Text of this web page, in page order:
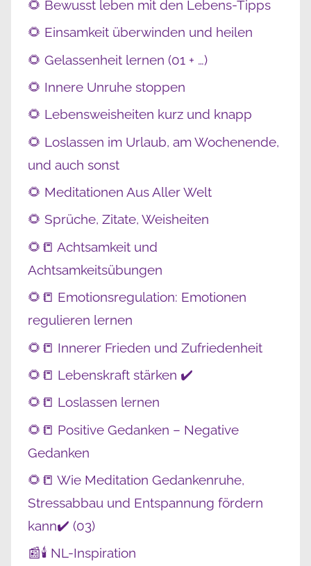
🌻 Bewusst leben mit den Lebens-Tipps
🌻 Einsamkeit überwinden und heilen
🌻 Gelassenheit lernen (01 + …)
🌻 Innere Unruhe stoppen
🌻 Lebensweisheiten kurz und knapp
🌻 Loslassen im Urlaub, am Wochenende,
und auch sonst
🌻 Meditationen Aus Aller Welt
🌻 Sprüche, Zitate, Weisheiten
🌻📒 Achtsamkeit und
Achtsamkeitsübungen
🌻📒 Emotionsregulation: Emotionen
regulieren lernen
🌻📒 Innerer Frieden und Zufriedenheit
🌻📒 Lebenskraft stärken ✔️
🌻📒 Loslassen lernen
🌻📒 Positive Gedanken – Negative
Gedanken
🌻📒 Wie Meditation Gedankenruhe,
Stressabbau und Entspannung fördern
kann✔️ (03)
📰🕯️ NL-Inspiration